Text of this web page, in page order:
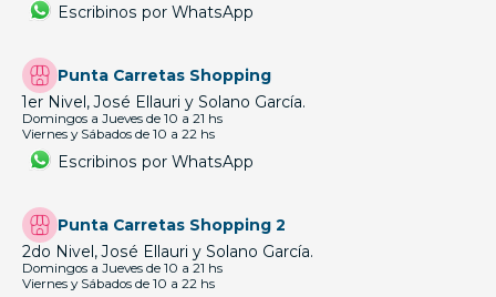
Escribinos por WhatsApp
Punta Carretas Shopping
1er Nivel, José Ellauri y Solano García.
Domingos a Jueves de 10 a 21 hs
Viernes y Sábados de 10 a 22 hs
Escribinos por WhatsApp
Punta Carretas Shopping 2
2do Nivel, José Ellauri y Solano García.
Domingos a Jueves de 10 a 21 hs
Viernes y Sábados de 10 a 22 hs